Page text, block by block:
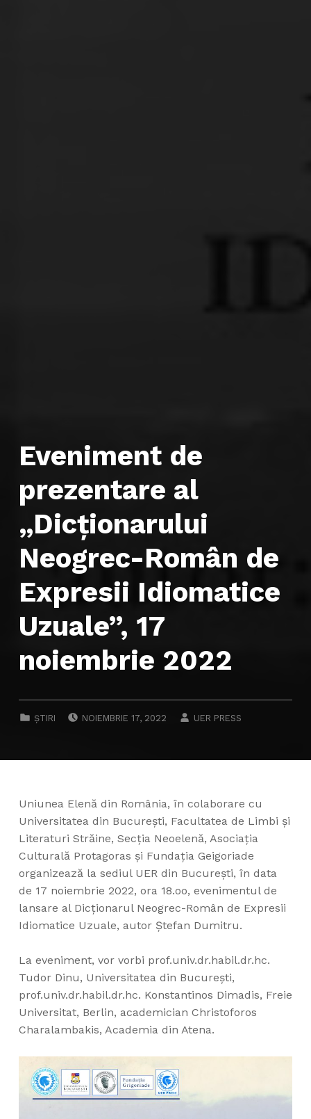
Eveniment de
prezentare al
„Dicționarului
Neogrec-Român de
Expresii Idiomatice
Uzuale”, 17
noiembrie 2022
ȘTIRI NOIEMBRIE 17, 2022 UER PRESS
Uniunea Elenă din România, în colaborare cu
Universitatea din București, Facultatea de Limbi și
Literaturi Străine, Secția Neoelenă, Asociația
Culturală Protagoras și Fundația Geigoriade
organizează la sediul UER din București, în data
de 17 noiembrie 2022, ora 18.oo, evenimentul de
lansare al Dicționarul Neogrec-Român de Expresii
Idiomatice Uzuale, autor Ștefan Dumitru.
La eveniment, vor vorbi prof.univ.dr.habil.dr.hc.
Tudor Dinu, Universitatea din București,
prof.univ.dr.habil.dr.hc. Konstantinos Dimadis, Freie
Universitat, Berlin, academician Christoforos
Charalambakis, Academia din Atena.